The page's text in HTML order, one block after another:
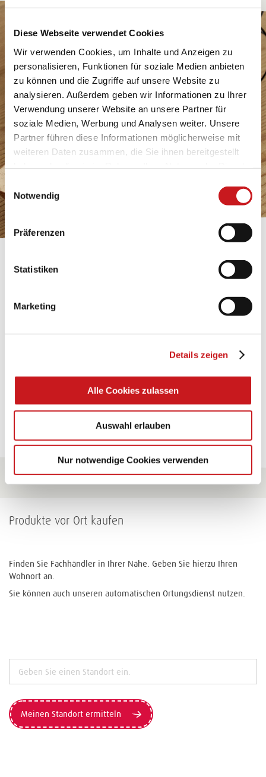
Diese Webseite verwendet Cookies
Wir verwenden Cookies, um Inhalte und Anzeigen zu
personalisieren, Funktionen für soziale Medien anbieten
zu können und die Zugriffe auf unsere Website zu
analysieren. Außerdem geben wir Informationen zu Ihrer
Verwendung unserer Website an unsere Partner für
soziale Medien, Werbung und Analysen weiter. Unsere
Partner führen diese Informationen möglicherweise mit
weiteren Daten zusammen, die Sie ihnen bereitgestellt
Datenschutzhinweisen
mehr darüber, wer wir sind, wie
personenbezogene Daten verarbeiten. Hier geht’s zum
Impressum.
Notwendig
Präferenzen
Statistiken
Marketing
Details zeigen
Alle Cookies zulassen
Auswahl erlauben
Nur notwendige Cookies verwenden
Glänzende Ideen mit wasserfestem Papier. Perfekt zu
Zu allen Tipps
Produkte vor Ort kaufen
Finden Sie Fachhändler in Ihrer Nähe. Geben Sie hierzu Ihren
Wohnort an.
Sie können auch unseren automatischen Ortungsdienst nutzen.
Meinen Standort ermitteln